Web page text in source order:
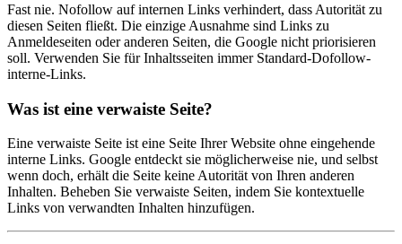
Fast nie. Nofollow auf internen Links verhindert, dass Autorität zu
diesen Seiten fließt. Die einzige Ausnahme sind Links zu
Anmeldeseiten oder anderen Seiten, die Google nicht priorisieren
soll. Verwenden Sie für Inhaltsseiten immer Standard-Dofollow-
interne-Links.
Was ist eine verwaiste Seite?
Eine verwaiste Seite ist eine Seite Ihrer Website ohne eingehende
interne Links. Google entdeckt sie möglicherweise nie, und selbst
wenn doch, erhält die Seite keine Autorität von Ihren anderen
Inhalten. Beheben Sie verwaiste Seiten, indem Sie kontextuelle
Links von verwandten Inhalten hinzufügen.